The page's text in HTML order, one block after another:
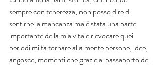
sempre con tenerezza, non posso dire di
sentirne la mancanza ma è stata una parte
importante della mia vita e rievocare quei
periodi mi fa tornare alla mente persone, idee,
angosce, momenti che grazie al passaporto del